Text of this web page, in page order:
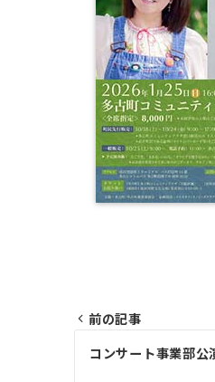
投
前の記事
コンサート事業部公